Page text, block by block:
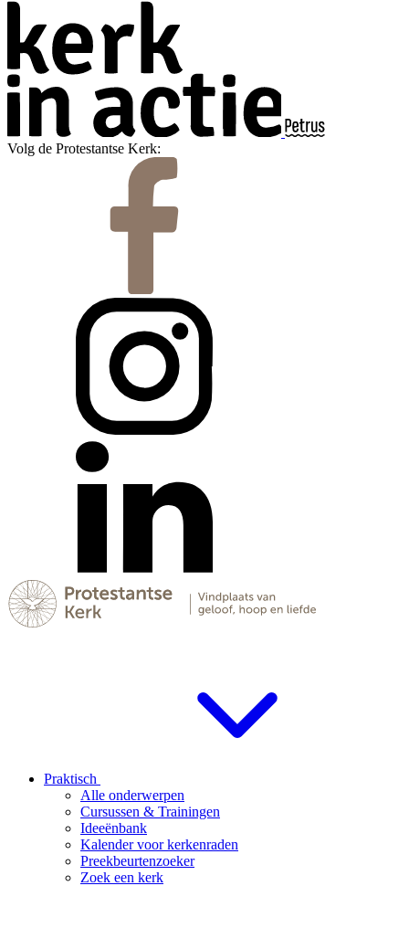
Volg de Protestantse Kerk:
Praktisch
Alle onderwerpen
Cursussen & Trainingen
Ideeënbank
Kalender voor kerkenraden
Preekbeurtenzoeker
Zoek een kerk